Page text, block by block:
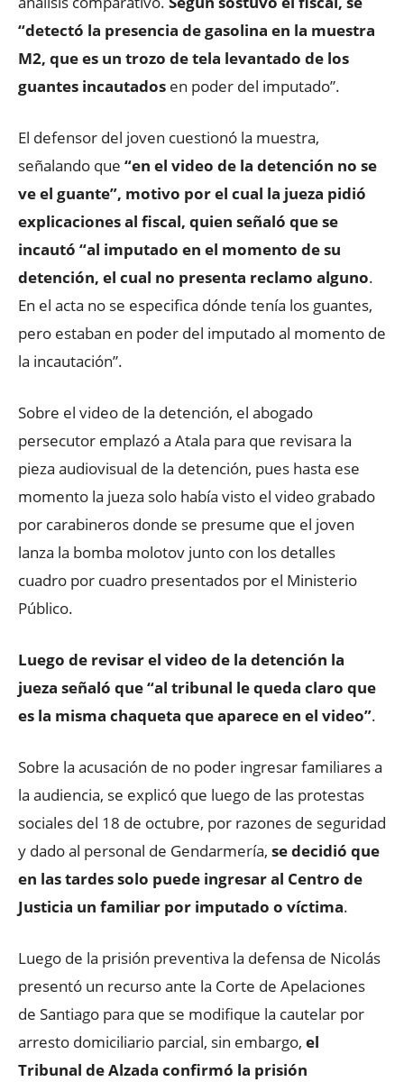
“detectó la presencia de gasolina en la muestra
M2, que es un trozo de tela levantado de los
guantes incautados en poder del imputado”.
El defensor del joven cuestionó la muestra,
señalando que “en el video de la detención no se
ve el guante”, motivo por el cual la jueza pidió
explicaciones al fiscal, quien señaló que se
incautó “al imputado en el momento de su
detención, el cual no presenta reclamo alguno.
En el acta no se especifica dónde tenía los guantes,
pero estaban en poder del imputado al momento de
la incautación”.
Sobre el video de la detención, el abogado
persecutor emplazó a Atala para que revisara la
pieza audiovisual de la detención, pues hasta ese
momento la jueza solo había visto el video grabado
por carabineros donde se presume que el joven
lanza la bomba molotov junto con los detalles
cuadro por cuadro presentados por el Ministerio
Público.
Luego de revisar el video de la detención la
jueza señaló que “al tribunal le queda claro que
es la misma chaqueta que aparece en el video”.
Sobre la acusación de no poder ingresar familiares a
la audiencia, se explicó que luego de las protestas
sociales del 18 de octubre, por razones de seguridad
y dado al personal de Gendarmería, se decidió que
en las tardes solo puede ingresar al Centro de
Justicia un familiar por imputado o víctima.
Luego de la prisión preventiva la defensa de Nicolás
presentó un recurso ante la Corte de Apelaciones
de Santiago para que se modifique la cautelar por
arresto domiciliario parcial, sin embargo, el
Tribunal de Alzada confirmó la prisión